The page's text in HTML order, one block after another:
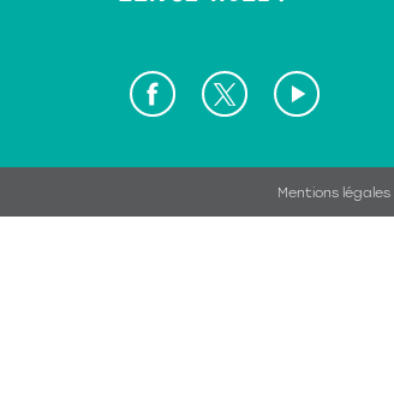
Mentions légales